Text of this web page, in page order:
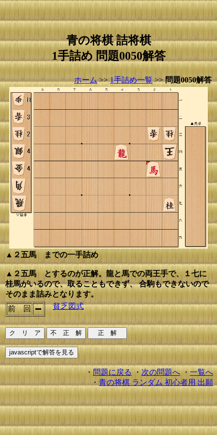
青の将棋 詰将棋
1手詰め 問題0050解答
ホーム>>1手詰め一覧>>問題0050解答
▲２五馬 までの一手詰め
▲２五馬 とするのが正解。龍と馬での両王手で、１七に
桂馬がいるので、取ることもできず、 合駒もできないので
そのまま詰みとなります。
前 回
貧乏図式
・問題に戻る・次の問題へ・一覧へ
・ 青の将棋 ランダム 初心者用 出願